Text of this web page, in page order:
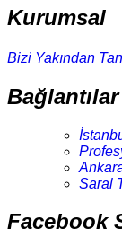
Kurumsal
Bizi Yakından
Bağlantılar
Saral
Facebook